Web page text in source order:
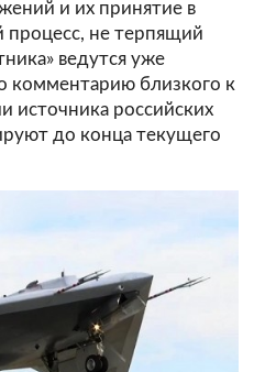
и их принятие в
процесс, не терпящий
ведутся уже
комментарию близкого к
источника российских
до конца текущего